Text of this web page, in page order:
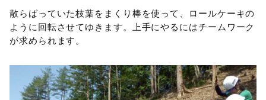
散らばっていた枝葉をまくり棒を使って、ロールケーキの
ように回転させてゆきます。上手にやるにはチームワーク
が求められます。